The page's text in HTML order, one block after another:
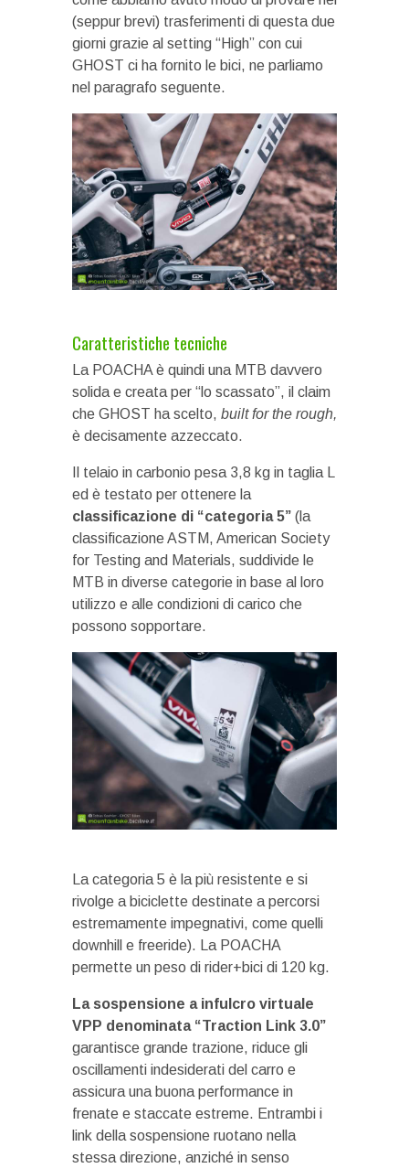
(seppur brevi) trasferimenti di questa due
giorni grazie al setting “High” con cui
GHOST ci ha fornito le bici, ne parliamo
nel paragrafo seguente.
Caratteristiche tecniche
La POACHA è quindi una MTB davvero
solida e creata per “lo scassato”, il claim
che GHOST ha scelto, built for the rough,
è decisamente azzeccato.
Il telaio in carbonio pesa 3,8 kg in taglia L
ed è testato per ottenere la
classificazione di “categoria 5” (la
classificazione ASTM, American Society
for Testing and Materials, suddivide le
MTB in diverse categorie in base al loro
utilizzo e alle condizioni di carico che
possono sopportare.
La categoria 5 è la più resistente e si
rivolge a biciclette destinate a percorsi
estremamente impegnativi, come quelli
downhill e freeride). La POACHA
permette un peso di rider+bici di 120 kg.
La sospensione a infulcro virtuale
VPP denominata “Traction Link 3.0”
garantisce grande trazione, riduce gli
oscillamenti indesiderati del carro e
assicura una buona performance in
frenate e staccate estreme. Entrambi i
link della sospensione ruotano nella
stessa direzione, anziché in senso